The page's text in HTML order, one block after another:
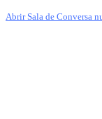
Abrir Sala de Conversa